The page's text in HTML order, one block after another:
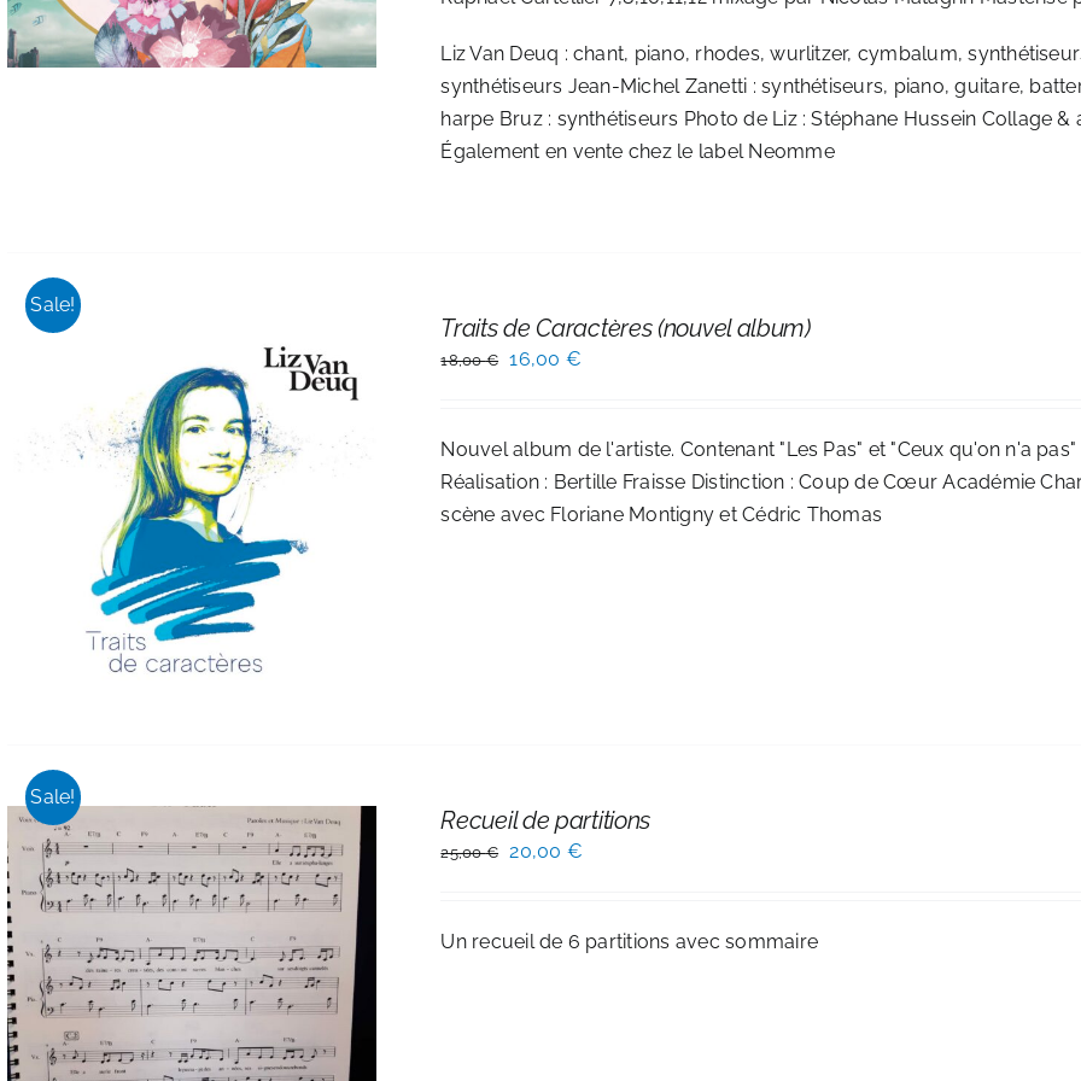
Liz Van Deuq : chant, piano, rhodes, wurlitzer, cymbalum,
synthétiseurs Jean-Michel Zanetti : synthétiseurs, piano, guitare,
harpe Bruz : synthétiseurs Photo de Liz : Stéphane Hussein Collage
Également en vente chez le label Neomme
Sale!
Traits de Caractères (nouvel album)
18,00€ Le
était :
18,00 €.
16,00 €
est :
16,00 €.
Nouvel album de l'artiste. Contenant "Les Pas" et "Ceux qu'on n'a
Réalisation : Bertille Fraisse Distinction : Coup de Cœur Académie
scène avec Floriane Montigny et Cédric Thomas
Sale!
Recueil de partitions
25,00€
Le
était :
20,00 €
est :
Un recueil de 6 partitions avec sommaire